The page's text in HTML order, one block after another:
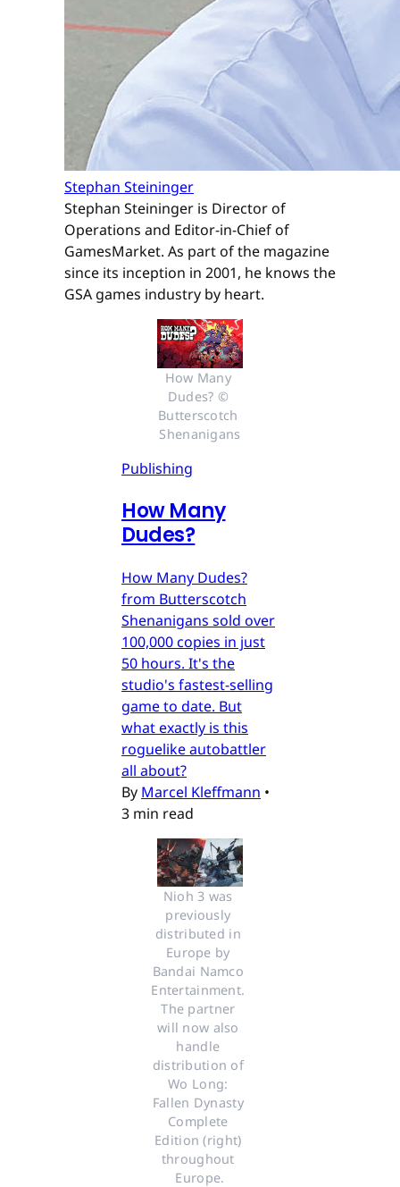
Stephan Steininger
Stephan Steininger is Director of
Operations and Editor-in-Chief of
GamesMarket. As part of the magazine
since its inception in 2001, he knows the
GSA games industry by heart.
How Many
Dudes? ©
Butterscotch
Shenanigans
Publishing
How Many
Dudes?
How Many Dudes?
from Butterscotch
Shenanigans sold over
100,000 copies in just
50 hours. It's the
studio's fastest-selling
game to date. But
what exactly is this
roguelike autobattler
all about?
By Marcel Kleffmann •
3 min read
Nioh 3 was
previously
distributed in
Europe by
Bandai Namco
Entertainment.
The partner
will now also
handle
distribution of
Wo Long:
Fallen Dynasty
Complete
Edition (right)
throughout
Europe.